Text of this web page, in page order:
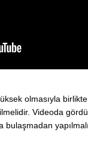
olmasıyla
Videoda
bulaşmadan